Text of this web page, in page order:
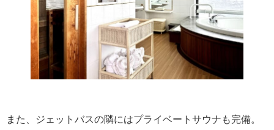
また、ジェットバスの隣にはプライベートサウナも完備。